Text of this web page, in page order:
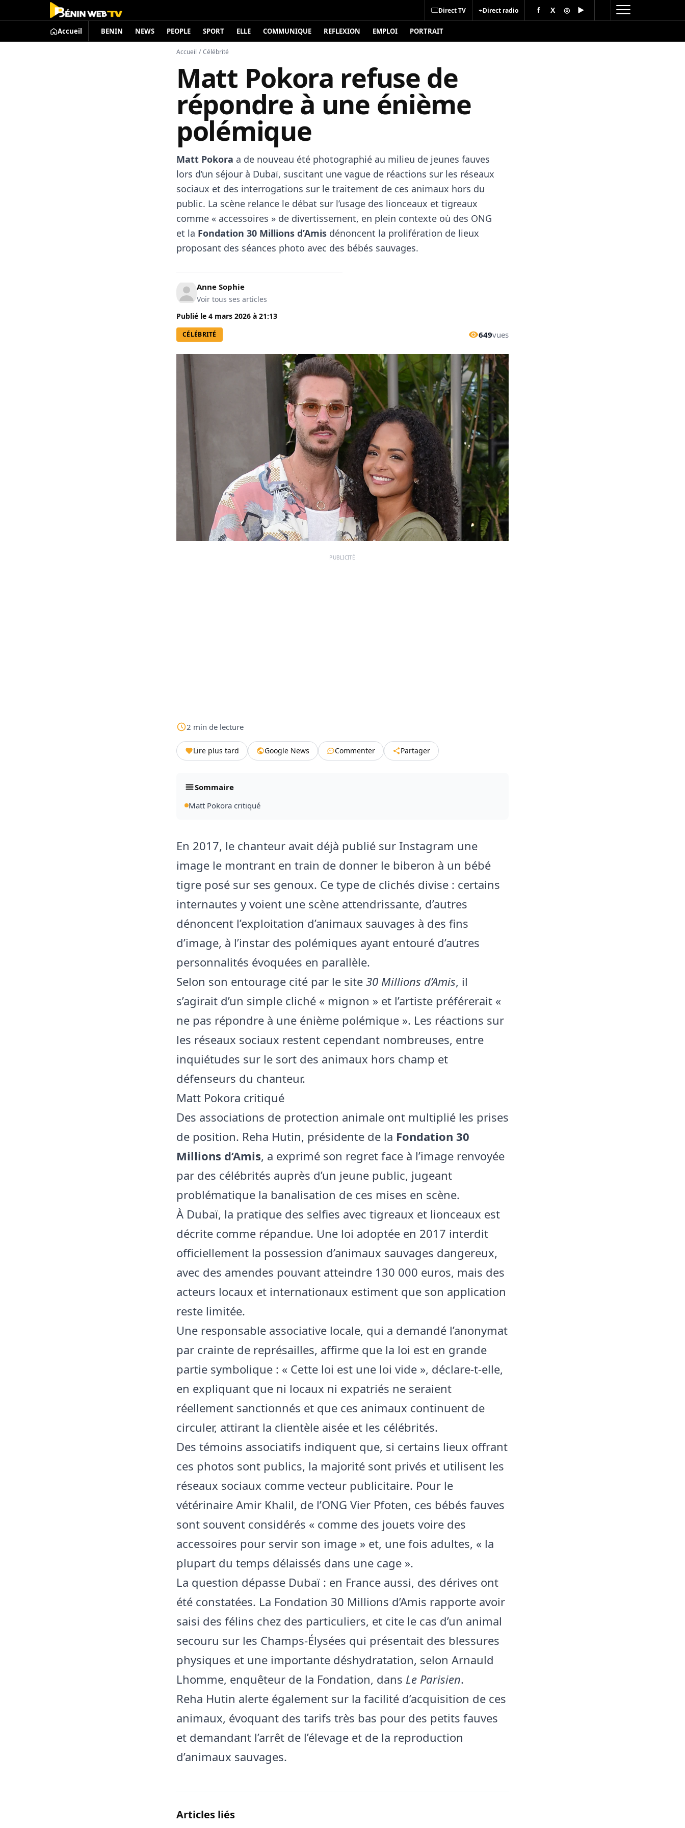
Direct TV ⌁Direct radio f X ◎ ▶
Accueil BENIN NEWS PEOPLE SPORT ELLE COMMUNIQUE REFLEXION EMPLOI PORTRAIT
Accueil / Célébrité
Matt Pokora refuse de
répondre à une énième
polémique
Matt Pokora a de nouveau été photographié au milieu de jeunes fauves
lors d’un séjour à Dubaï, suscitant une vague de réactions sur les réseaux
sociaux et des interrogations sur le traitement de ces animaux hors du
public. La scène relance le débat sur l’usage des lionceaux et tigreaux
comme « accessoires » de divertissement, en plein contexte où des ONG
et la Fondation 30 Millions d’Amis dénoncent la prolifération de lieux
proposant des séances photo avec des bébés sauvages.
Anne Sophie
Voir tous ses articles
Publié le 4 mars 2026 à 21:13
CÉLÉBRITÉ 649vues
PUBLICITÉ
2 min de lecture
Lire plus tard Google News Commenter Partager
Sommaire
Matt Pokora critiqué
En 2017, le chanteur avait déjà publié sur Instagram une
image le montrant en train de donner le biberon à un bébé
tigre posé sur ses genoux. Ce type de clichés divise : certains
internautes y voient une scène attendrissante, d’autres
dénoncent l’exploitation d’animaux sauvages à des fins
d’image, à l’instar des polémiques ayant entouré d’autres
personnalités évoquées en parallèle.
Selon son entourage cité par le site 30 Millions d’Amis, il
s’agirait d’un simple cliché « mignon » et l’artiste préférerait «
ne pas répondre à une énième polémique ». Les réactions sur
les réseaux sociaux restent cependant nombreuses, entre
inquiétudes sur le sort des animaux hors champ et
défenseurs du chanteur.
Matt Pokora critiqué
Des associations de protection animale ont multiplié les prises
de position. Reha Hutin, présidente de la Fondation 30
Millions d’Amis, a exprimé son regret face à l’image renvoyée
par des célébrités auprès d’un jeune public, jugeant
problématique la banalisation de ces mises en scène.
À Dubaï, la pratique des selfies avec tigreaux et lionceaux est
décrite comme répandue. Une loi adoptée en 2017 interdit
officiellement la possession d’animaux sauvages dangereux,
avec des amendes pouvant atteindre 130 000 euros, mais des
acteurs locaux et internationaux estiment que son application
reste limitée.
Une responsable associative locale, qui a demandé l’anonymat
par crainte de représailles, affirme que la loi est en grande
partie symbolique : « Cette loi est une loi vide », déclare-t-elle,
en expliquant que ni locaux ni expatriés ne seraient
réellement sanctionnés et que ces animaux continuent de
circuler, attirant la clientèle aisée et les célébrités.
Des témoins associatifs indiquent que, si certains lieux offrant
ces photos sont publics, la majorité sont privés et utilisent les
réseaux sociaux comme vecteur publicitaire. Pour le
vétérinaire Amir Khalil, de l’ONG Vier Pfoten, ces bébés fauves
sont souvent considérés « comme des jouets voire des
accessoires pour servir son image » et, une fois adultes, « la
plupart du temps délaissés dans une cage ».
La question dépasse Dubaï : en France aussi, des dérives ont
été constatées. La Fondation 30 Millions d’Amis rapporte avoir
saisi des félins chez des particuliers, et cite le cas d’un animal
secouru sur les Champs-Élysées qui présentait des blessures
physiques et une importante déshydratation, selon Arnauld
Lhomme, enquêteur de la Fondation, dans Le Parisien.
Reha Hutin alerte également sur la facilité d’acquisition de ces
animaux, évoquant des tarifs très bas pour des petits fauves
et demandant l’arrêt de l’élevage et de la reproduction
d’animaux sauvages.
Articles liés